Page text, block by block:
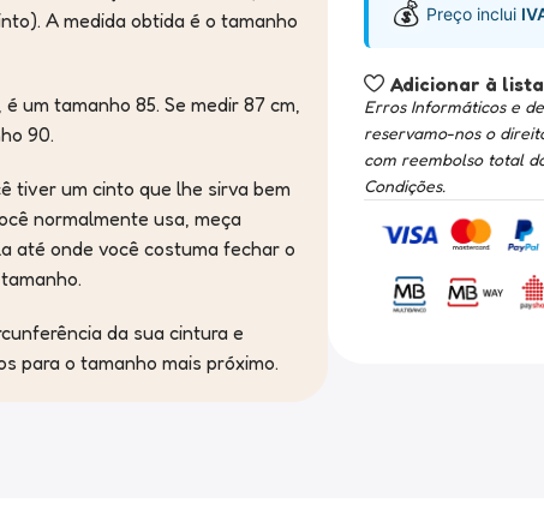
A medida obtida é o tamanho
um tamanho 85. Se medir 87 cm,
90.
tiver um cinto que lhe sirva bem
normalmente usa, meça
até onde você costuma fechar o
da sua cintura e
para o tamanho mais próximo.
💰 Preço inclui
Adicionar à
Erros Informáticos e
reservamo-nos o
com reembolso total
Condições.